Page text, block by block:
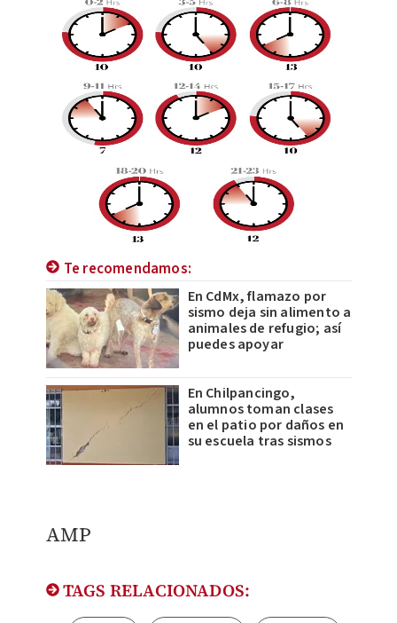
Te recomendamos:
En CdMx, flamazo por
sismo deja sin alimento a
animales de refugio; así
puedes apoyar
En Chilpancingo,
alumnos toman clases
en el patio por daños en
su escuela tras sismos
AMP
TAGS RELACIONADOS: